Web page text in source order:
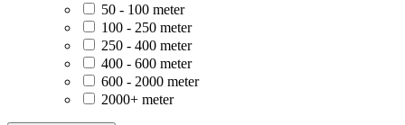
50 - 100 meter
100 - 250 meter
250 - 400 meter
400 - 600 meter
600 - 2000 meter
2000+ meter